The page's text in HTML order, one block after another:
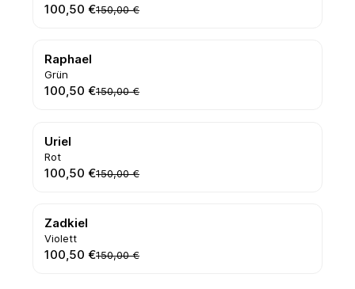
100,50 €150,00 €
Raphael
Grün
100,50 €150,00 €
Uriel
Rot
100,50 €150,00 €
Zadkiel
Violett
100,50 €150,00 €